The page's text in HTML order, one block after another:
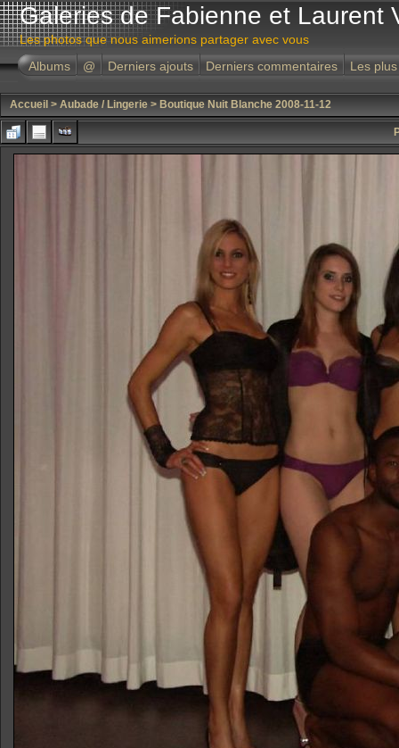
Galeries de Fabienne et Laurent
Les photos que nous aimerions partager avec vous
Albums
@ Derniers ajouts Derniers commentaires Les
Accueil > Aubade / Lingerie > Boutique Nuit Blanche 2008-11-12